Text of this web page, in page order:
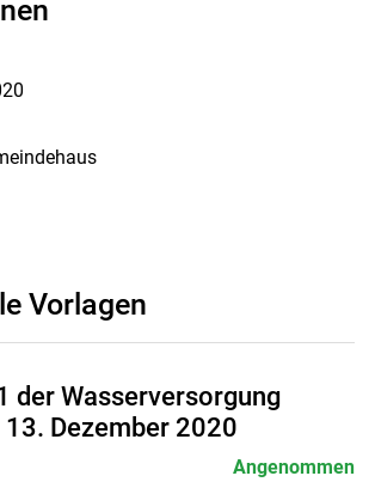
Vorlagen
der Wasserversorgung
Dezember 2020
Angenommen